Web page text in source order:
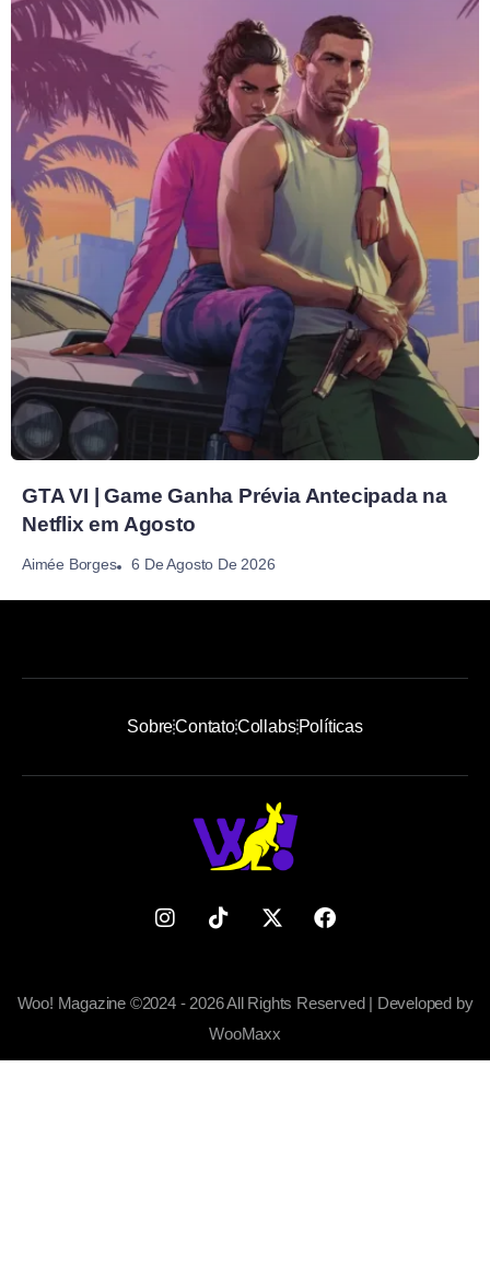
GTA VI | Game Ganha Prévia Antecipada na
Netflix em Agosto
Aimée Borges 6 De Agosto De 2026
SobreContatoCollabsPolíticas
Woo! Magazine ©2024 - 2026 All Rights Reserved | Developed by
WooMaxx